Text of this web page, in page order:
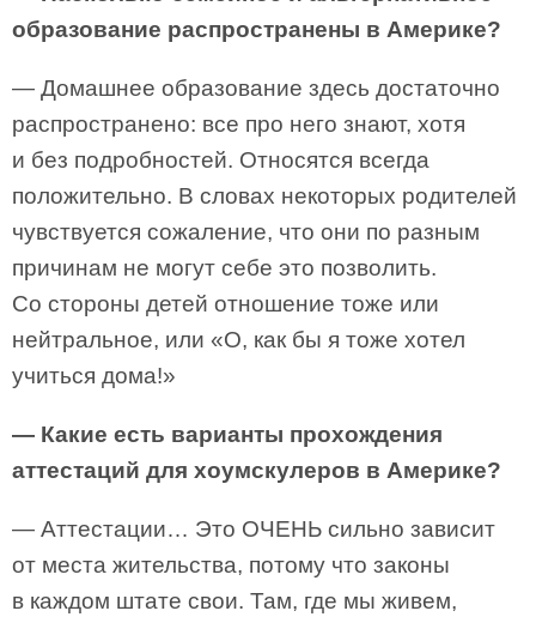
образование распространены в Америке?
— Домашнее образование здесь достаточно
распространено: все про него знают, хотя
и без подробностей. Относятся всегда
положительно. В словах некоторых родителей
чувствуется сожаление, что они по разным
причинам не могут себе это позволить.
Со стороны детей отношение тоже или
нейтральное, или «О, как бы я тоже хотел
учиться дома!»
— Какие есть варианты прохождения
аттестаций для хоумскулеров в Америке?
— Аттестации… Это ОЧЕНЬ сильно зависит
от места жительства, потому что законы
в каждом штате свои. Там, где мы живем,